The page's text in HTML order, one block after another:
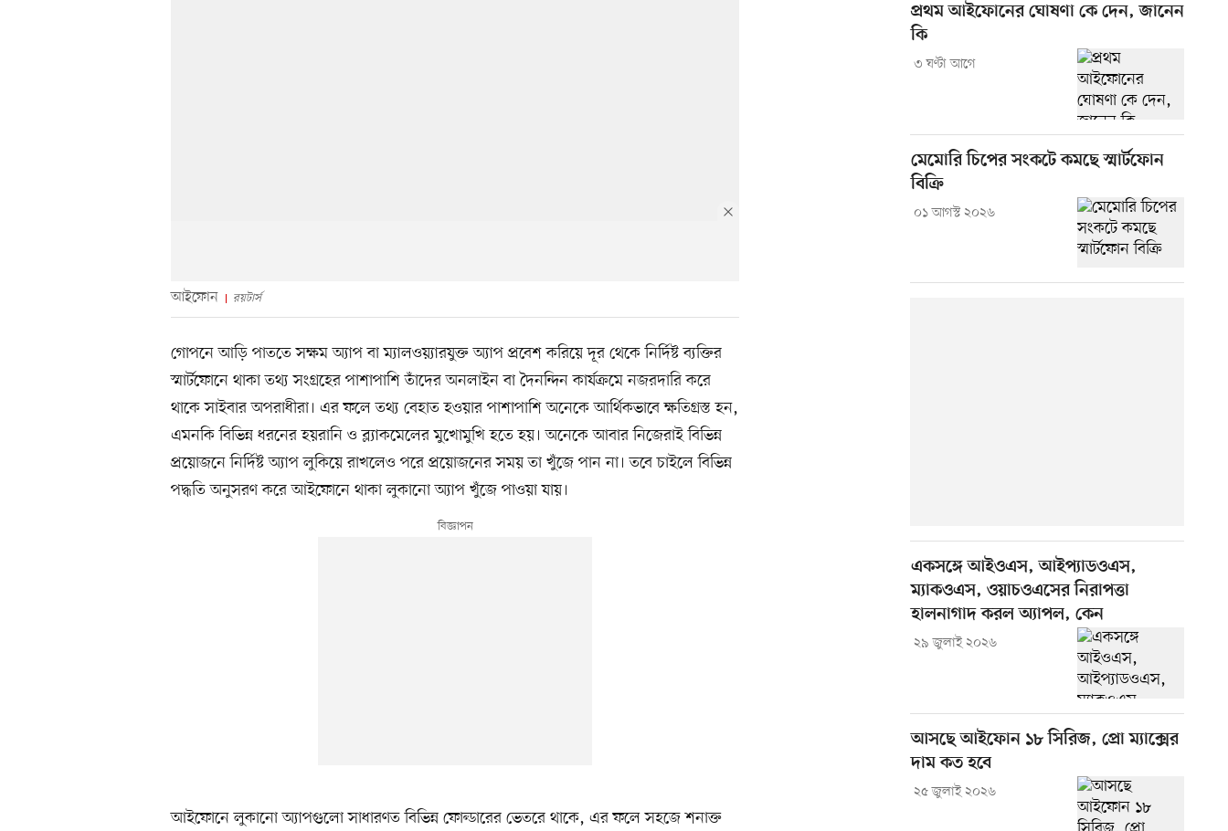
আইফোন রয়টার্স
গোপনে আড়ি পাততে সক্ষম অ্যাপ বা ম্যালওয়্যারযুক্ত অ্যাপ প্রবেশ করিয়ে দূর থেকে নির্দিষ্ট ব্যক্তির
স্মার্টফোনে থাকা তথ্য সংগ্রহের পাশাপাশি তাঁদের অনলাইন বা দৈনন্দিন কার্যক্রমে নজরদারি করে
থাকে সাইবার অপরাধীরা। এর ফলে তথ্য বেহাত হওয়ার পাশাপাশি অনেকে আর্থিকভাবে ক্ষতিগ্রস্ত হন,
এমনকি বিভিন্ন ধরনের হয়রানি ও ব্ল্যাকমেলের মুখোমুখি হতে হয়। অনেকে আবার নিজেরাই বিভিন্ন
প্রয়োজনে নির্দিষ্ট অ্যাপ লুকিয়ে রাখলেও পরে প্রয়োজনের সময় তা খুঁজে পান না। তবে চাইলে বিভিন্ন
পদ্ধতি অনুসরণ করে আইফোনে থাকা লুকানো অ্যাপ খুঁজে পাওয়া যায়।
আইফোনে লুকানো অ্যাপগুলো সাধারণত বিভিন্ন ফোল্ডারের ভেতরে থাকে, এর ফলে সহজে শনাক্ত
প্রথম আইফোনের ঘোষণা কে দেন, জানেন
কি
৩ ঘণ্টা আগে
মেমোরি চিপের সংকটে কমছে স্মার্টফোন
বিক্রি
০১ আগস্ট ২০২৬
একসঙ্গে আইওএস, আইপ্যাডওএস,
ম্যাকওএস, ওয়াচওএসের নিরাপত্তা
হালনাগাদ করল অ্যাপল, কেন
২৯ জুলাই ২০২৬
আসছে আইফোন ১৮ সিরিজ, প্রো ম্যাক্সের
দাম কত হবে
২৫ জুলাই ২০২৬